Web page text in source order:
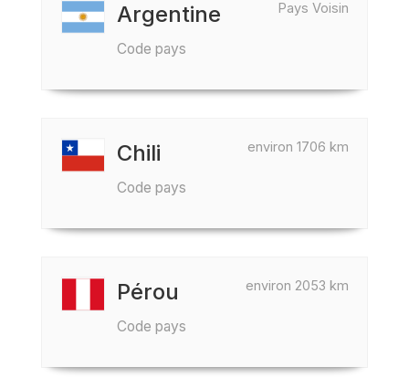
Pays Voisin
Argentine
Code pays
environ 1706 km
Chili
Code pays
environ 2053 km
Pérou
Code pays